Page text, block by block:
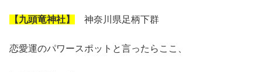
【九頭竜神社】 神奈川県足柄下群
恋愛運のパワースポットと言ったらここ、